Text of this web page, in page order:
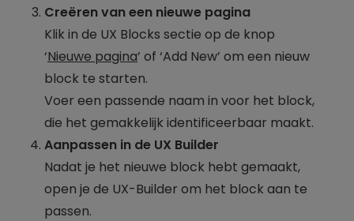
Creëren van een nieuwe pagina
Klik in de UX Blocks sectie op de knop
‘Nieuwe pagina’ of ‘Add New’ om een nieuw
block te starten.
Voer een passende naam in voor het block,
die het gemakkelijk identificeerbaar maakt.
Aanpassen in de UX Builder
Nadat je het nieuwe block hebt gemaakt,
open je de UX-Builder om het block aan te
passen.